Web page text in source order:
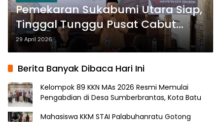
Pemekaran Sukabumi Utara Siap,
Tinggal Tunggu Pusat Cabut
Moratorium
29 April 2026
Berita Banyak Dibaca Hari Ini
Kelompok 89 KKN MAs 2026 Resmi Memulai
Pengabdian di Desa Sumberbrantas, Kota Batu
Mahasiswa KKM STAI Palabuhanratu Gotong